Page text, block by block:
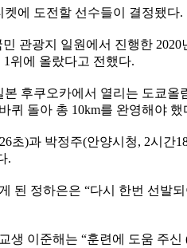
에 도전할 선수들이 결정됐다.
관광지 일원에서 진행한 2020
1 위에 올랐다고 전했다.
본 후쿠오카에서 열리는 도쿄올
퀴 돌아 총 10km를 완영해야 했
26초)과 박정주(안양시청, 2시간
.
된 정하은은 “다시 한번 선발
생 이준해는 “훈련에 도움 주신